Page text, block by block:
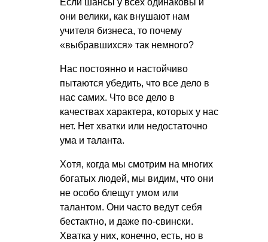
Если шансы у всех одинаковы и
они велики, как внушают нам
учителя бизнеса, то почему
«выбравшихся» так немного?
Нас постоянно и настойчиво
пытаются убедить, что все дело в
нас самих. Что все дело в
качествах характера, которых у нас
нет. Нет хватки или недостаточно
ума и таланта.
Хотя, когда мы смотрим на многих
богатых людей, мы видим, что они
не особо блещут умом или
талантом. Они часто ведут себя
бестактно, и даже по-свински.
Хватка у них, конечно, есть, но в